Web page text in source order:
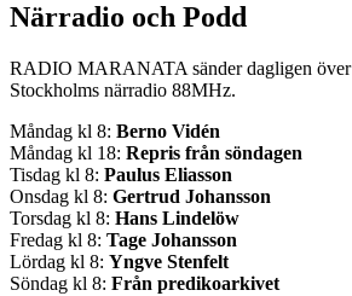
Närradio och Podd
RADIO MARANATA sänder dagligen över
Stockholms närradio 88MHz.
Måndag kl 8: Berno Vidén
Måndag kl 18: Repris från söndagen
Tisdag kl 8: Paulus Eliasson
Onsdag kl 8: Gertrud Johansson
Torsdag kl 8: Hans Lindelöw
Fredag kl 8: Tage Johansson
Lördag kl 8: Yngve Stenfelt
Söndag kl 8: Från predikoarkivet